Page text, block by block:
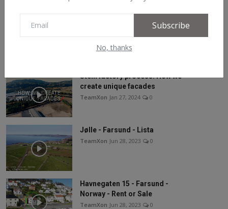
Subscribe
No, thanks
Recommended Posts
Steni factory process: How we
create unique facades
TeamXon Jan 27, 2024 0
Jølle - Farsund - Lista
TeamXon Jun 28, 2023 0
Havnegaten 15 - Farsund -
Norway - Rent or Sale
TeamXon Jun 28, 2023 0